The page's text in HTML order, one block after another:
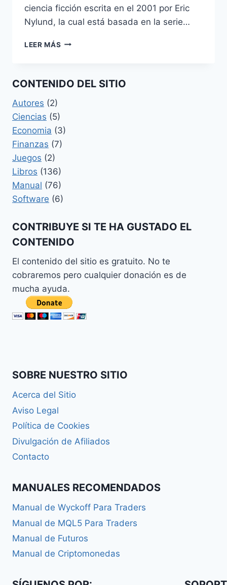
ciencia ficción escrita en el 2001 por Eric
Nylund, la cual está basada en la serie…
LEER MÁS HALO
REACH
CONTENIDO DEL SITIO
Autores (2)
Ciencias (5)
Economia (3)
Finanzas (7)
Juegos (2)
Libros (136)
Manual (76)
Software (6)
CONTRIBUYE SI TE HA GUSTADO EL
CONTENIDO
El contenido del sitio es gratuito. No te
cobraremos pero cualquier donación es de
mucha ayuda.
SOBRE NUESTRO SITIO
Acerca del Sitio
Aviso Legal
Política de Cookies
Divulgación de Afiliados
Contacto
MANUALES RECOMENDADOS
Manual de Wyckoff Para Traders
Manual de MQL5 Para Traders
Manual de Futuros
Manual de Criptomonedas